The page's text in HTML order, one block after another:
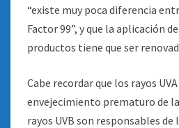
“existe muy poca diferencia
Factor 99”, y que la aplicación
productos tiene que ser
Cabe recordar que los rayos
envejecimiento prematuro de
rayos UVB son responsables de